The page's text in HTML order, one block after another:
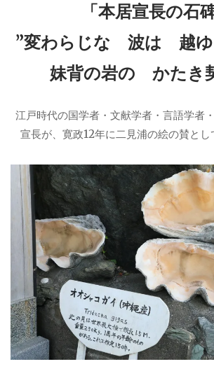
「本居宣長の石碑
”変わらじな 波は 越ゆ
妹背の岩の かたき
江戸時代の国学者・文献学者・言語学者
宣長が、寛政12年に二見浦の絵の賛とし